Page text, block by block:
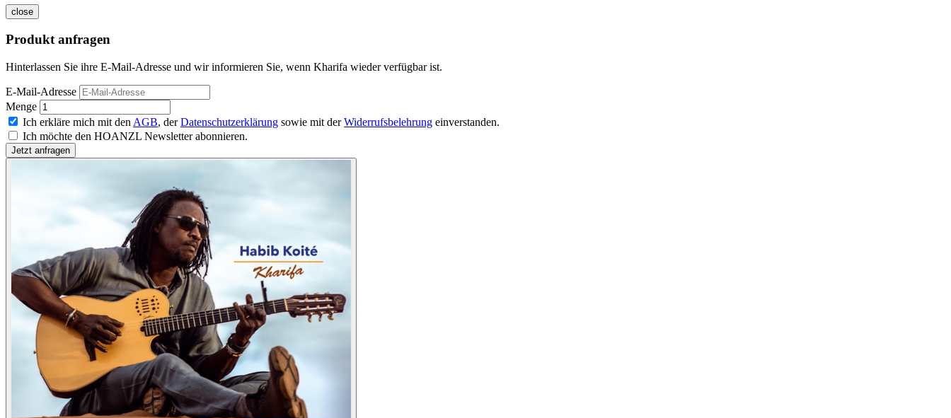
close
Produkt anfragen
Hinterlassen Sie ihre E-Mail-Adresse und wir informieren Sie, wenn Kharifa wieder verfügbar ist.
E-Mail-Adresse
Menge
Ich erkläre mich mit den AGB, derDatenschutzerklärung sowie mit derWiderrufsbelehrung einverstanden.
Ich möchte den HOANZL Newsletter abonnieren.